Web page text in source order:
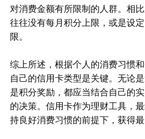
对消费金额有所限制的人群。相
往往没有每月积分上限，或是设
限。
综上所述，根据个人的消费习惯
自己的信用卡类型是关键。无论
是积分奖励，都应当结合自己的
的决策。信用卡作为理财工具，
持良好消费习惯的前提下，获得最